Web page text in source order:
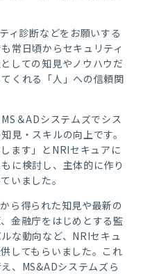
ィ診断などをお願いする
常日頃からセキュリティ
しての知見やノウハウだ
くれる「人」への信頼関
＆ADシステムズでシス
見・スキルの向上です。
ます」とNRIセキュアに
に検討し、主体的に作り
いました。
ら得られた知見や最新の
金融庁をはじめとする監
な動向など、NRIセキュ
してもらいました。これ
、MS&ADシステムズら